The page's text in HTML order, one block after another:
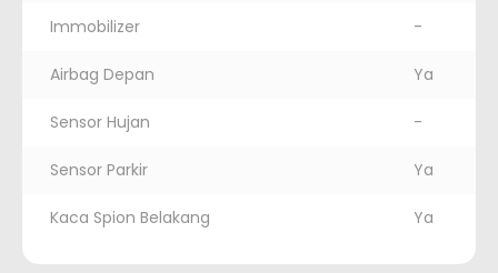
Immobilizer -
Airbag Depan Ya
Sensor Hujan -
Sensor Parkir Ya
Kaca Spion Belakang Ya